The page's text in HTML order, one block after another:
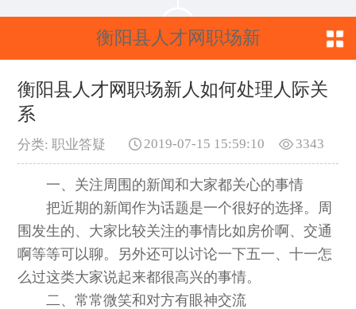
衡阳县人才网职场新
人如何处理人际关系
衡阳县人才网职场新人如何处理人际关
系
分类: 职业答疑 3343
2019-07-15 15:59:10
一、关注周围的新闻和大家都关心的事情
把近期的新闻作为话题是一个很好的选择。周
围发生的、大家比较关注的事情比如房价啊、交通
啊等等可以聊。另外还可以讨论一下五一、十一怎
么过这类大家说起来都很高兴的事情。
二、常常微笑和对方有眼神交流